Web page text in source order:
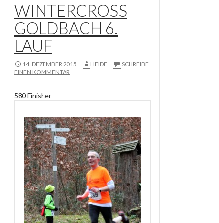
WINTERCROSS
GOLDBACH 6.
LAUF
14. DEZEMBER 2015 HEIDE
SCHREIBE
EINEN KOMMENTAR
580 Finisher